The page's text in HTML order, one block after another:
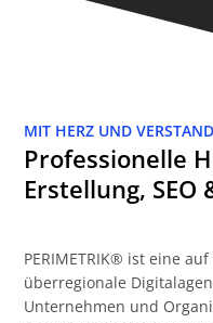
MIT HERZ UND VERSTAND
Professionelle
Erstellung, SEO
PERIMETRIK® ist eine
überregionale
Unternehmen und